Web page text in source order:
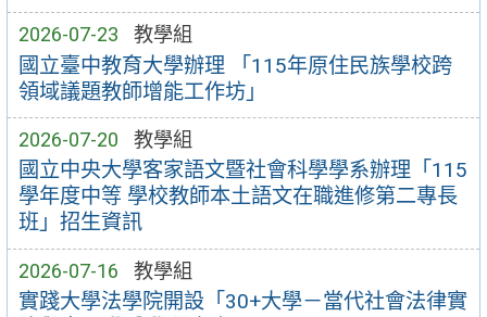
2026-07-23 教學組
國立臺中教育大學辦理 「115年原住民族學校跨
領域議題教師增能工作坊」
2026-07-20 教學組
國立中央大學客家語文暨社會科學學系辦理「115
學年度中等 學校教師本土語文在職進修第二專長
班」招生資訊
2026-07-16 教學組
實踐大學法學院開設「30+大學－當代社會法律實